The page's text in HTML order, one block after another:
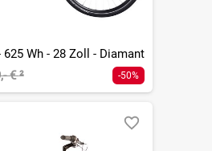
625 Wh - 28 Zoll - Diamant
€² -50%